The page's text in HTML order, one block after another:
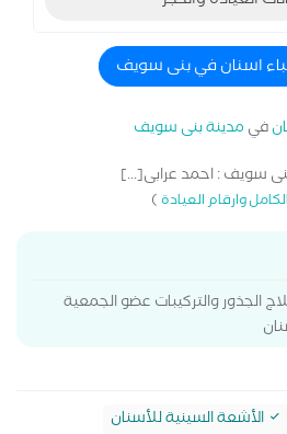
اسنان في بنى سويف
في مدينة بنى سويف
سويف : احمد عرابى[...]
وارقام العيادة)
الجذور والتركيبات عضو الجمعية
الأشعة السينية للأسنان